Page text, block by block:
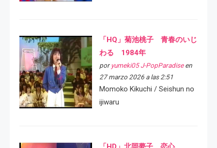
「HQ」菊池桃子 青春のいじ
わる 1984年
por yumeki05 J-PopParadiseen
27 marzo 2026 a las 2:51
Momoko Kikuchi / Seishun no
ijiwaru